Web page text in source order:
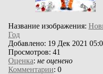
Название изображения:
Год
Добавлено: 19 Дек 2021
Просмотров: 41
Оценка: не оценено
Комментарии: 0